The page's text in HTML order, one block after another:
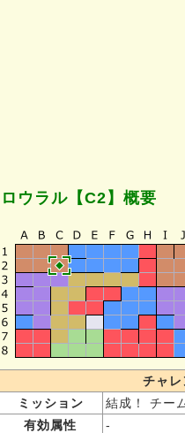
ロウラル【C2】概要
チャ
ミッション
結成！ チー
有効属性
-